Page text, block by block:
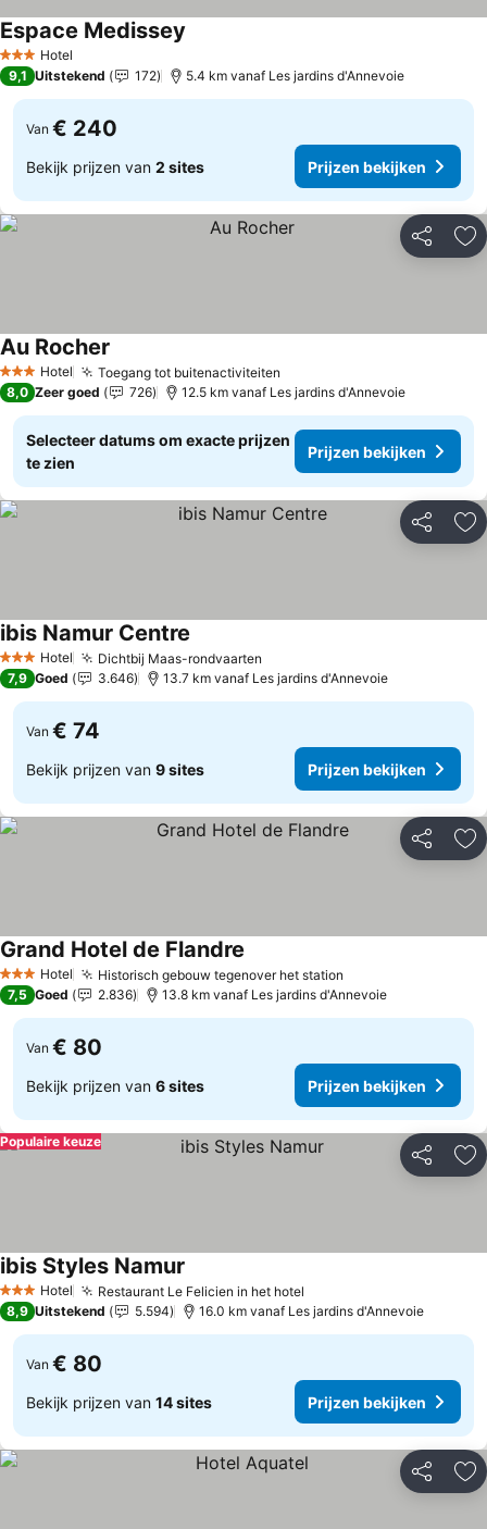
3 SterrenHotel
Espace Medissey
9,1 Uitstekend 172 5.4 km vanaf Les jardins d'Annevoie
Van € 240
Bekijk prijzen van 2 sites Prijzen bekijken
Delen
3 SterrenHotel Toegang tot buitenactiviteiten
Au Rocher
8,0 Zeer goed 726 12.5 km vanaf Les jardins d'Annevoie
Selecteer datums om exacte prijzen
te zien
Prijzen bekijken
Delen
3 SterrenHotel Dichtbij Maas-rondvaarten
ibis Namur Centre
7,9 Goed 3.646 13.7 km vanaf Les jardins d'Annevoie
Van € 74
Bekijk prijzen van 9 sites Prijzen bekijken
Delen
3 SterrenHotel Historisch gebouw tegenover het station
Grand Hotel de Flandre
7,5 Goed 2.836 13.8 km vanaf Les jardins d'Annevoie
Van € 80
Bekijk prijzen van 6 sites Prijzen bekijken
Delen
Populaire keuze
3 SterrenHotel Restaurant Le Felicien in het hotel
ibis Styles Namur
8,9 Uitstekend 5.594 16.0 km vanaf Les jardins d'Annevoie
Van € 80
Bekijk prijzen van 14 sites Prijzen bekijken
Delen